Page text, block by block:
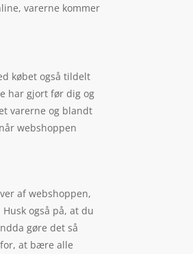
varerne kommer
købet også tildelt
har gjort før dig og
varerne og blandt
webshoppen
af webshoppen,
også på, at du
gøre det så
at bære alle